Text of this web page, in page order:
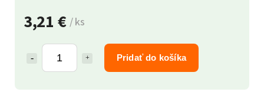
3,21 € / ks
Pridať do košíka